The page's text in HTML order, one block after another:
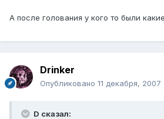
А после голования у кого то были
Drinker
Опубликовано 11 декабря, 2007
D сказал: